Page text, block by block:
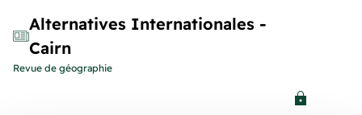
Alternatives Internationales -
Cairn
Revue de géographie